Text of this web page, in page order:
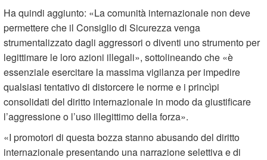
Ha quindi aggiunto: «La comunità internazionale non deve
permettere che il Consiglio di Sicurezza venga
strumentalizzato dagli aggressori o diventi uno strumento per
legittimare le loro azioni illegali», sottolineando che «è
essenziale esercitare la massima vigilanza per impedire
qualsiasi tentativo di distorcere le norme e i princìpi
consolidati del diritto internazionale in modo da giustificare
l’aggressione o l’uso illegittimo della forza».
«I promotori di questa bozza stanno abusando del diritto
internazionale presentando una narrazione selettiva e di